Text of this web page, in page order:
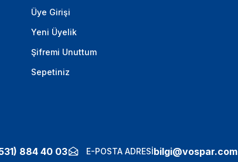
Üye Girişi
Yeni Üyelik
Şifremi Unuttum
Sepetiniz
884 40 03 E-POSTA ADRESİbilgi@vospar.com